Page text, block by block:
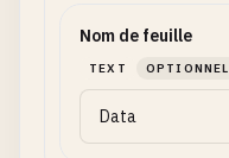
Nom de feuille
TEXT OPTIONNEL